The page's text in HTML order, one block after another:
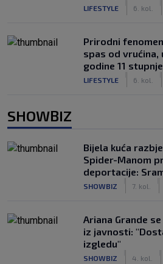
LIFESTYLE 6. kol.
Prirodni
spas od vrućina,
godine 11
LIFESTYLE 6. kol.
SHOWBIZ
Bijela kuća
Spider-Manom
deportacije:
SHOWBIZ 7. kol.
Ariana Grande
iz javnosti:
izgledu"
SHOWBIZ 4. kol.